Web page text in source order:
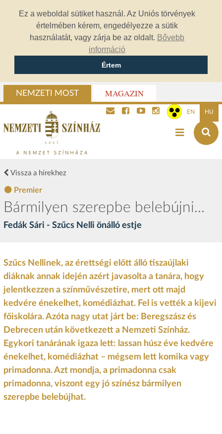
Ez a weboldal sütiket használ. Az Uniós törvények
értelmében kérem, engedélyezze a sütik
használatát, vagy zárja be az oldalt. Bővebb
információ
Értem
NEMZETI MOST MAGAZIN
EN HU
Vissza a hírekhez
Premier
Bármilyen szerepbe belebújni...
Fedák Sári - Szűcs Nelli önálló estje
Szűcs Nellinek, az érettségi előtt álló tiszaújlaki
diáknak annak idején azért javasolta a tanára, hogy
jelentkezzen a színművészetire, mert ott majd
kedvére énekelhet, komédiázhat. Fel is vették a kijevi
főiskolára. Azóta nagy utat járt be: Beregszász és
Debrecen után következett a Nemzeti Színház.
Egykori tanárának igaza lett: lassan húsz éve kedvére
énekelhet, komédiázhat – mégsem lett komika vagy
primadonna. Azt mondja, a primadonna csak
primadonna, viszont egy jó színész bármilyen
szerepbe belebújhat.